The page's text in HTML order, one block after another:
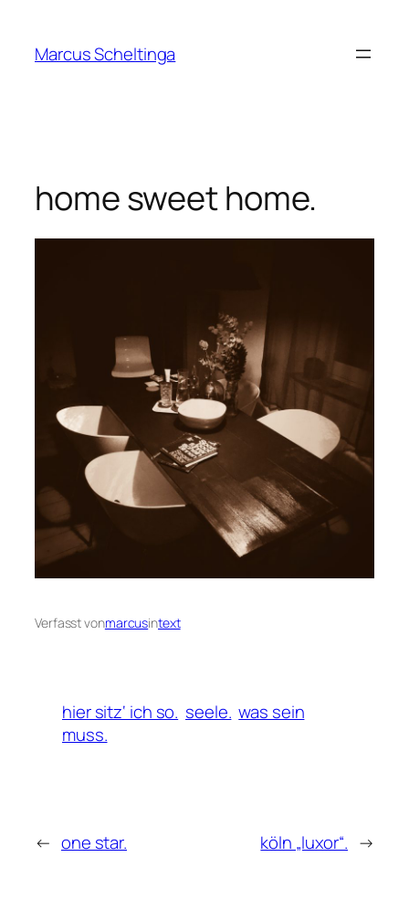
springen
Marcus Scheltinga
home sweet home.
Verfasst vonmarcusintext
hier sitz‘ ich so. seele. was sein
muss.
← one star. köln „luxor“. →